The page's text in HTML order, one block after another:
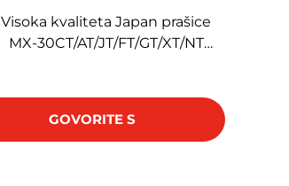
Visoka kvaliteta Japan prašice
MX-30CT/AT/JT/FT/GT/XT/NT
GOVORITE S